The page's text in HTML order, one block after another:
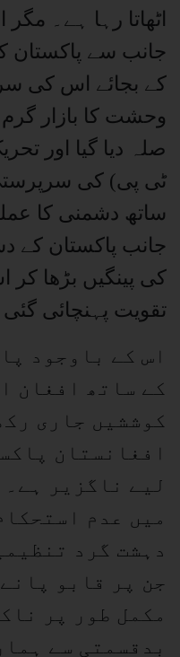
اٹھاتا رہا ہے۔
جانب سے
کے بجائے اس کی
وحشت کا بازار
صلہ دیا گیا اور
ٹی پی) کی
ساتھ دشمنی کا
جانب پاکستان کے
کی پینگیں بڑھا
تقویت پہنچائی
اس کے باوجود
کے ساتھ افغان
کوششیں جاری
افغانستان
لیے ناگزیر
میں عدم
دہشت گرد
جن پر قابو
مکمل طور پر
بدقسمتی سے